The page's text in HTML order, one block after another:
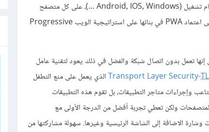
تتميز هذه التطبيقات بأنها تعمل على كل جهاز(جوال، حاسوب لوحي، حاسوب مكتب …)، على كل نظام تشغيل (Android, IOS, Windows …)، على كل متصفح
(Google Chrome, Mozilla Firefox, Safari …) باختلاف إصداره. والفضل في ذلك يعود على اعتماد PWA في بنائها على استراتيجية الويب Progressive
تعمل بدون اتصال شبكة والفضل في ذلك يعود لتقنية عامل
Transport Layer Security-الذي يعمل على منع التطفل
وإجراءات متاجر التطبيقات، بل تقوم هذه التطبيقات
ولكن تعطي تجربة أفضل من الدرجة الأولى مع
وشارة الاضافة إلى الشاشة الرئيسية وغيرها. سهولة مشاركتها من